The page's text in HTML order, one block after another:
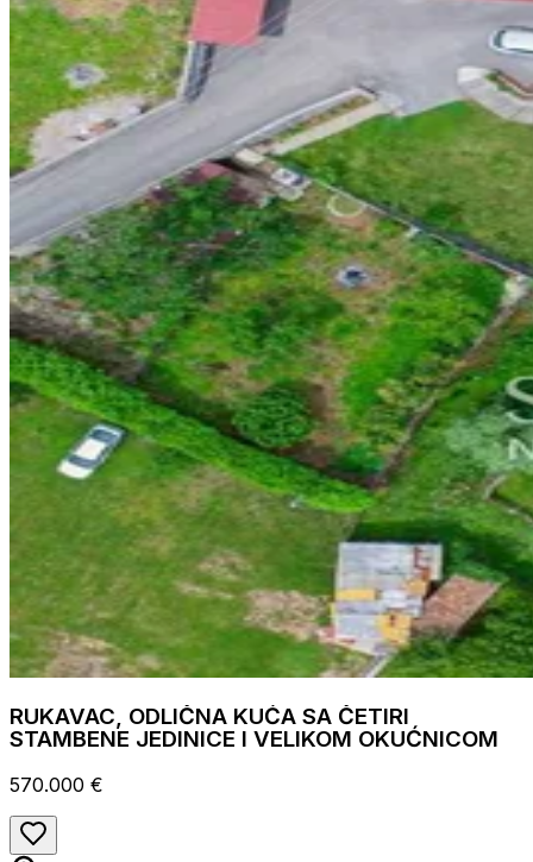
RUKAVAC, ODLIČNA KUĆA SA ČETIRI
STAMBENE JEDINICE I VELIKOM OKUĆNICOM
570.000 €